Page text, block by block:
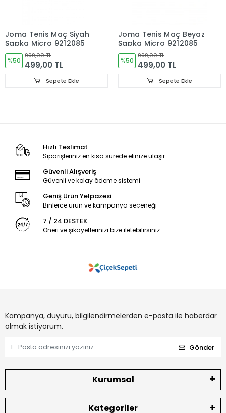
Joma Tenis Maç Siyah
Şapka Micro 9212085
%50
999,00 TL
499,00 TL
Sepete Ekle
Joma Tenis Maç Beyaz
Şapka Micro 9212085
%50
999,00 TL
499,00 TL
Sepete Ekle
Hızlı Teslimat
Siparişleriniz en kısa sürede elinize ulaşır.
Güvenli Alışveriş
Güvenli ve kolay ödeme sistemi
Geniş Ürün Yelpazesi
Binlerce ürün ve kampanya seçeneği
7 / 24 DESTEK
Öneri ve şikayetlerinizi bize iletebilirsiniz.
Kampanya, duyuru, bilgilendirmelerden e-posta ile haberdar
olmak istiyorum.
Gönder
Kurumsal
Kategoriler